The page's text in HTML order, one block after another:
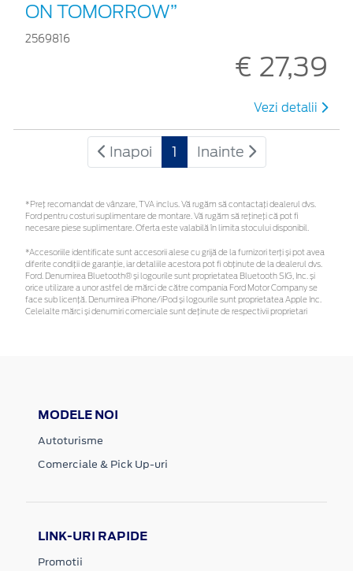
ON TOMORROW”
2569816
€ 27,39
Vezi detalii
Inapoi 1 Inainte
*Preţ recomandat de vânzare, TVA inclus. Vă rugăm să contactaţi dealerul dvs.
Ford pentru costuri suplimentare de montare. Vă rugăm să rețineți că pot fi
necesare piese suplimentare. Oferta este valabilă în limita stocului disponibil.
*Accesoriile identificate sunt accesorii alese cu grijă de la furnizori terți și pot avea
diferite condiții de garanție, iar detaliile acestora pot fi obținute de la dealerul dvs.
Ford. Denumirea Bluetooth® și logourile sunt proprietatea Bluetooth SIG, Inc. și
orice utilizare a unor astfel de mărci de către compania Ford Motor Company se
face sub licență. Denumirea iPhone/iPod și logourile sunt proprietatea Apple Inc.
Celelalte mărci și denumiri comerciale sunt deținute de respectivii proprietari
MODELE NOI
Autoturisme
Comerciale & Pick Up-uri
LINK-URI RAPIDE
Promotii